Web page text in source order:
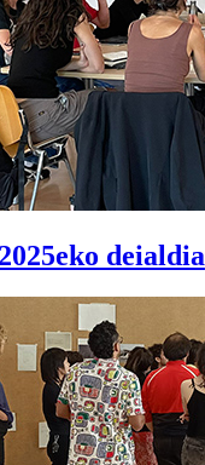
deialdia